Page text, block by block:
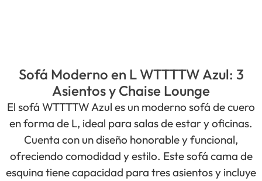
Sofá Moderno en L WTTTTW Azul: 3
Asientos y Chaise Lounge
El sofá WTTTTW Azul es un moderno sofá de cuero
en forma de L, ideal para salas de estar y oficinas.
Cuenta con un diseño honorable y funcional,
ofreciendo comodidad y estilo. Este sofá cama de
esquina tiene capacidad para tres asientos y incluye